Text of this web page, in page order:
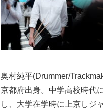
奥村純平(Drummer/
京都府出身。中学高校時代
し、大学在学時に上京しジ